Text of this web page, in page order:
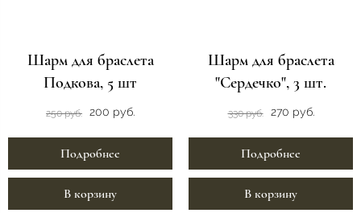
Шарм для браслета
Подкова, 5 шт
250 руб. 200 руб.
Подробнее
В корзину
Шарм для браслета
"Сердечко", 3 шт.
330 руб. 270 руб.
Подробнее
В корзину